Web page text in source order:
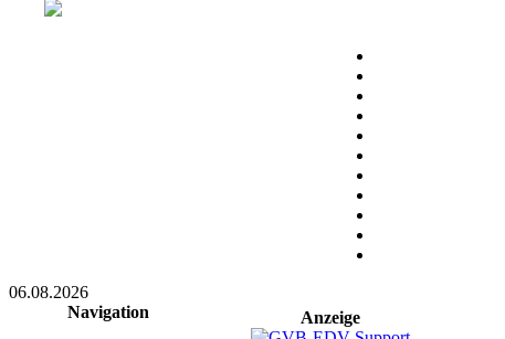
06.08.2026
Navigation
Anzeige